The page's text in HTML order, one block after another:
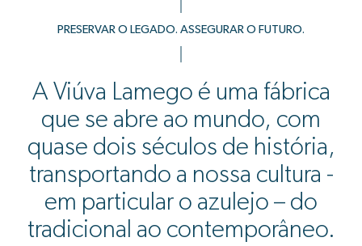
PRESERVAR O LEGADO. ASSEGURAR O FUTURO.
A Viúva Lamego é uma fábrica
que se abre ao mundo, com
quase dois séculos de história,
transportando a nossa cultura -
em particular o azulejo – do
tradicional ao contemporâneo.